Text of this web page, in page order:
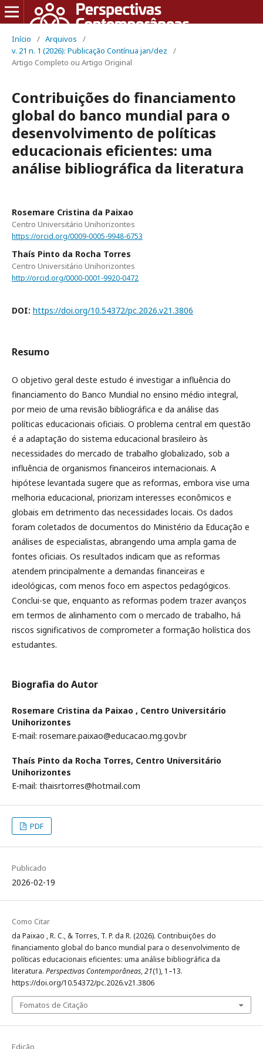
Início / Arquivos
/
v. 21 n. 1 (2026): Publicação Contínua jan/dez
/
Artigo Completo ou Artigo Original
Contribuições do financiamento
global do banco mundial para o
desenvolvimento de políticas
educacionais eficientes: uma
análise bibliográfica da literatura
Rosemare Cristina da Paixao
Centro Universitário Unihorizontes
https://orcid.org/0009-0005-9948-6753
Thaís Pinto da Rocha Torres
Centro Universitário Unihorizontes
http://orcid.org/0000-0001-9920-0472
DOI: https://doi.org/10.54372/pc.2026.v21.3806
Resumo
O objetivo geral deste estudo é investigar a influência do
financiamento do Banco Mundial no ensino médio integral,
por meio de uma revisão bibliográfica e da análise das
políticas educacionais oficiais. O problema central em questão
é a adaptação do sistema educacional brasileiro às
necessidades do mercado de trabalho globalizado, sob a
influência de organismos financeiros internacionais. A
hipótese levantada sugere que as reformas, embora vise uma
melhoria educacional, priorizam interesses econômicos e
globais em detrimento das necessidades locais. Os dados
foram coletados de documentos do Ministério da Educação e
análises de especialistas, abrangendo uma ampla gama de
fontes oficiais. Os resultados indicam que as reformas
atendem principalmente a demandas financeiras e
ideológicas, com menos foco em aspectos pedagógicos.
Conclui-se que, enquanto as reformas podem trazer avanços
em termos de alinhamento com o mercado de trabalho, há
riscos significativos de comprometer a formação holística dos
estudantes.
Biografia do Autor
Rosemare Cristina da Paixao , Centro Universitário
Unihorizontes
E-mail: rosemare.paixao@educacao.mg.gov.br
Thaís Pinto da Rocha Torres, Centro Universitário
Unihorizontes
E-mail: thaisrtorres@hotmail.com
PDF
Publicado
2026-02-19
Como Citar
da Paixao , R. C., & Torres, T. P. da R. (2026). Contribuições do
financiamento global do banco mundial para o desenvolvimento de
políticas educacionais eficientes: uma análise bibliográfica da
literatura. Perspectivas Contemporâneas,21(1), 1–13.
https://doi.org/10.54372/pc.2026.v21.3806
Fomatos de Citação
Edição